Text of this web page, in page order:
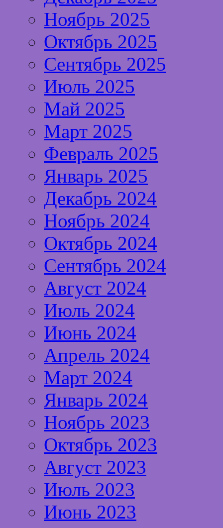
Ноябрь 2025
Октябрь 2025
Сентябрь 2025
Июль 2025
Май 2025
Март 2025
Февраль 2025
Январь 2025
Декабрь 2024
Ноябрь 2024
Октябрь 2024
Сентябрь 2024
Август 2024
Июль 2024
Июнь 2024
Апрель 2024
Март 2024
Январь 2024
Ноябрь 2023
Октябрь 2023
Август 2023
Июль 2023
Июнь 2023